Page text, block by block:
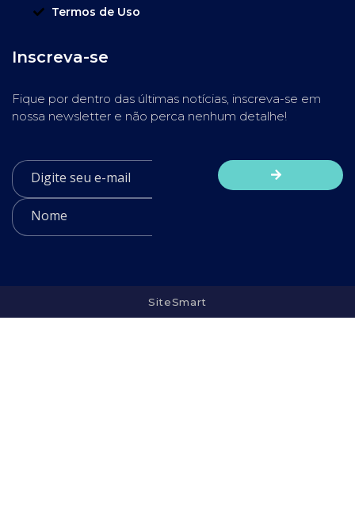
Termos de Uso
Inscreva-se
Fique por dentro das últimas notícias, inscreva-se em
nossa newsletter e não perca nenhum detalhe!
SiteSmart